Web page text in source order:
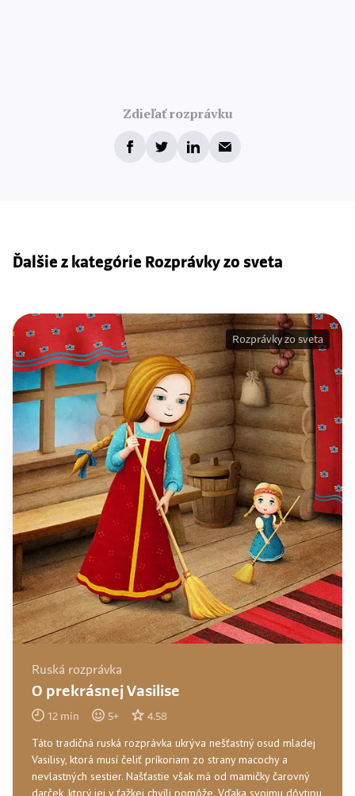
Zdieľať rozprávku
Ďalšie z kategórie Rozprávky zo sveta
Ruská rozprávka
O prekrásnej Vasilise
12 min 5+ 4.58
Táto tradičná ruská rozprávka ukrýva nešťastný osud mladej
Vasilisy, ktorá musí čeliť príkoriam zo strany macochy a
nevlastných sestier. Našťastie však má od mamičky čarovný
darček, ktorý jej v ťažkej chvíli pomôže. Vďaka svojmu dôvtipu
Rozprávky zo sveta